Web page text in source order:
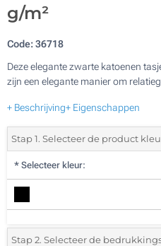
g/m²
Code:36718
Deze elegante zwarte katoenen
zijn een elegante manier om
+ Beschrijving+ Eigenschappen
Stap 1. Selecteer de product
* Selecteer kleur:
Stap 2. Selecteer de